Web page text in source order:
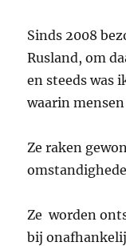
Sinds 2008
Rusland, om
en steeds was
waarin
Ze raken
Ze worden
bij